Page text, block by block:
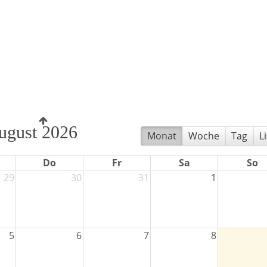
2026 Monat Woche Tag
Do Fr Sa
So
29
30 31 1
5 6 7 8